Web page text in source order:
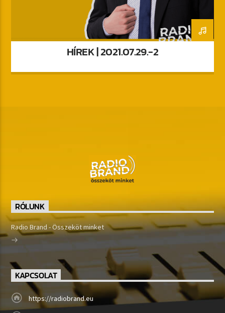
HÍREK | 2021.07.29.-2
RÓLUNK
Radio Brand - Összeköt minket
KAPCSOLAT
https://radiobrand.eu